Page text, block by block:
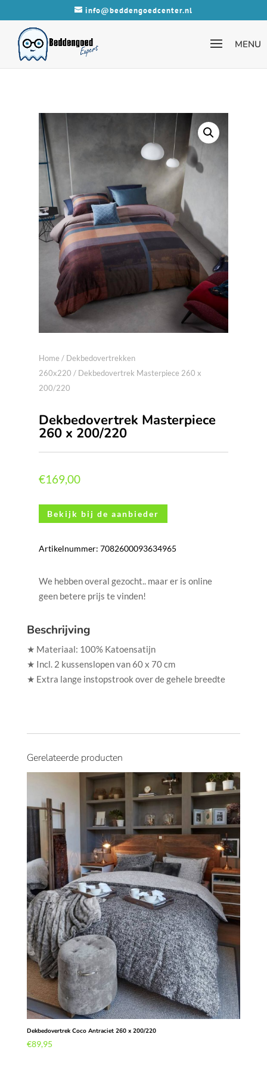
info@beddengoedcenter.nl
Home / Dekbedovertrekken
260x220 / Dekbedovertrek Masterpiece 260 x
200/220
Dekbedovertrek Masterpiece
260 x 200/220
€169,00
Bekijk bij de aanbieder
Artikelnummer: 7082600093634965
We hebben overal gezocht.. maar er is online
geen betere prijs te vinden!
Beschrijving
★ Materiaal: 100% Katoensatijn
★ Incl. 2 kussenslopen van 60 x 70 cm
★ Extra lange instopstrook over de gehele breedte
Gerelateerde producten
Dekbedovertrek Coco Antraciet 260 x 200/220
€89,95